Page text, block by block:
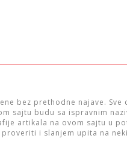
bez prethodne najave.
sajtu budu sa ispravnim
artikala na ovom sajtu u
i slanjem upita na